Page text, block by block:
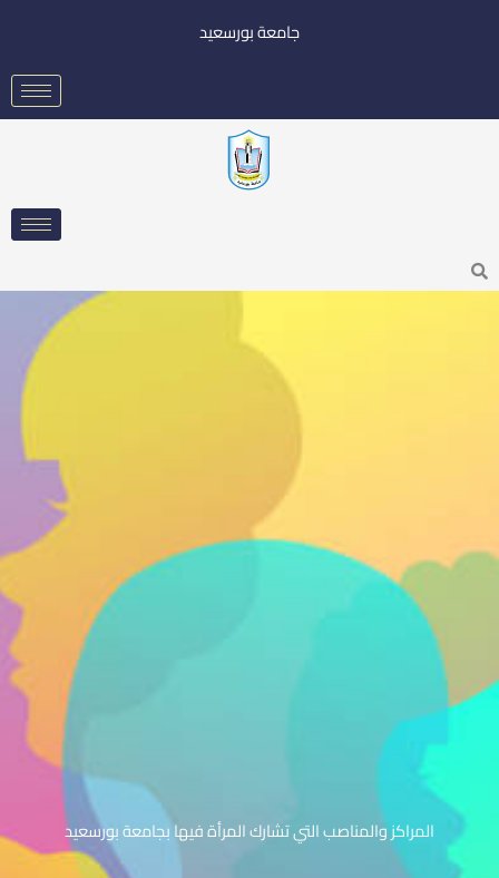
جامعة بورسعيد
Search
المراكز والمناصب التي تشارك المرأة فيها بجامعة بورسعيد